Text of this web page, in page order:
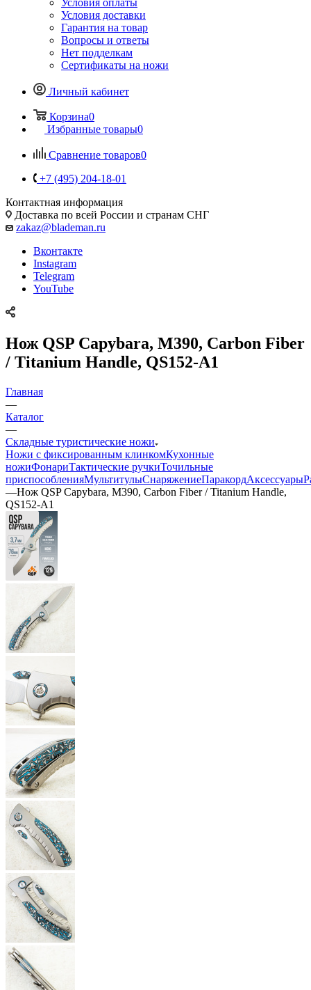
Условия оплаты
Условия доставки
Гарантия на товар
Вопросы и ответы
Нет подделкам
Сертификаты на ножи
Личный кабинет
Корзина0
Избранные товары0
Сравнение товаров0
+7 (495) 204-18-01
Контактная информация
Доставка по всей России и странам СНГ
zakaz@blademan.ru
Вконтакте
Instagram
Telegram
YouTube
Нож QSP Capybara, M390, Carbon Fiber
/ Titanium Handle, QS152-A1
Главная
—
Каталог
—
Складные туристические ножи
Ножи с фиксированным клинкомКухонные
ножиФонариТактические ручкиТочильные
приспособленияМультитулыСнаряжениеПаракордАксессуары
—Нож QSP Capybara, M390, Carbon Fiber / Titanium Handle,
QS152-A1